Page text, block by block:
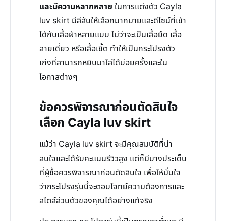
และมีความหลากหลาย ในการแต่งตัว Cayla
luv skirt มีสีสันให้เลือกมากมายและดีไซน์ที่เข้า
ได้กับเสื้อผ้าหลายแบบ ไม่ว่าจะเป็นเสื้อยืด เสื้อ
สายเดี่ยว หรือเสื้อเชิ้ต ทำให้เป็นกระโปรงตัว
เก่งที่สามารถหยิบมาใส่ได้บ่อยครั้งและใน
โอกาสต่างๆ
ข้อควรพิจารณาก่อนตัดสินใจ
เลือก Cayla luv skirt
แม้ว่า Cayla luv skirt จะมีคุณสมบัติที่น่า
สนใจและได้รับคะแนนรีวิวสูง แต่ก็มีบางประเด็น
ที่ผู้ซื้อควรพิจารณาก่อนตัดสินใจ เพื่อให้มั่นใจ
ว่ากระโปรงรุ่นนี้จะตอบโจทย์ความต้องการและ
สไตล์ส่วนตัวของคุณได้อย่างแท้จริง